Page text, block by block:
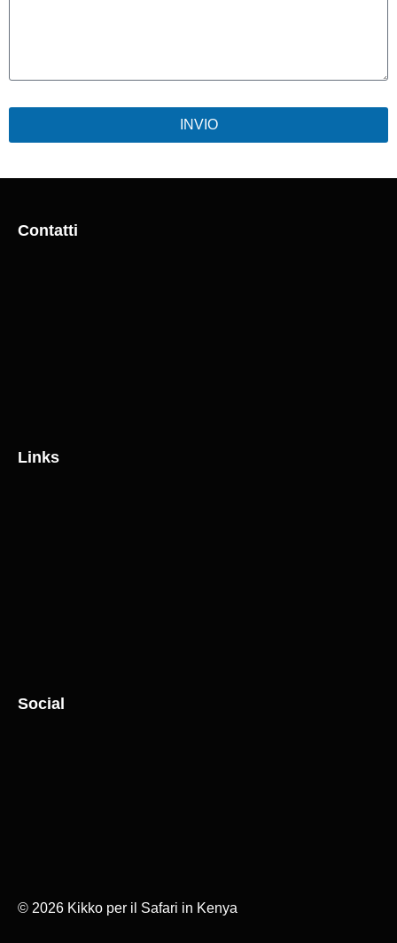
INVIO
Contatti
Links
Social
© 2026 Kikko per il Safari in Kenya